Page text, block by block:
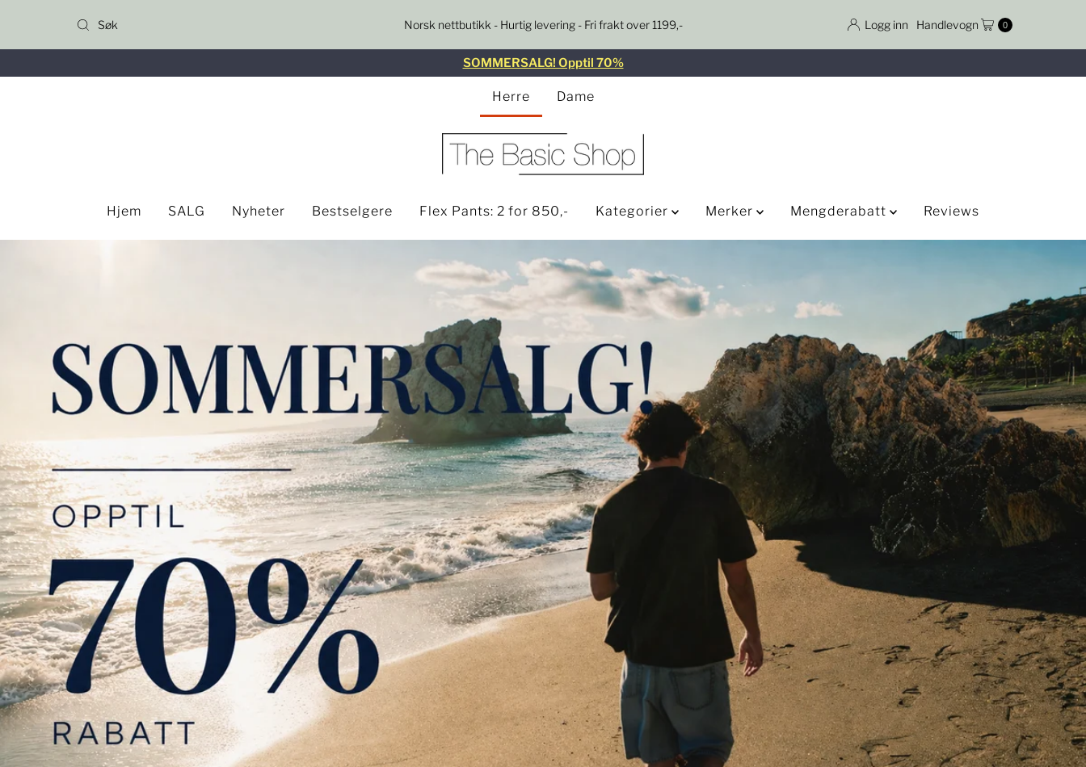
Gå til innhold Norsk nettbutikk - Hurtig levering - Fri frakt over 1199,- Logg inn Handlevogn 0
SOMMERSALG! Opptil 70%
Herre Dame
Hjem SALG Nyheter Bestselgere Flex Pants: 2 for 850,- Kategorier Merker Mengderabatt Reviews